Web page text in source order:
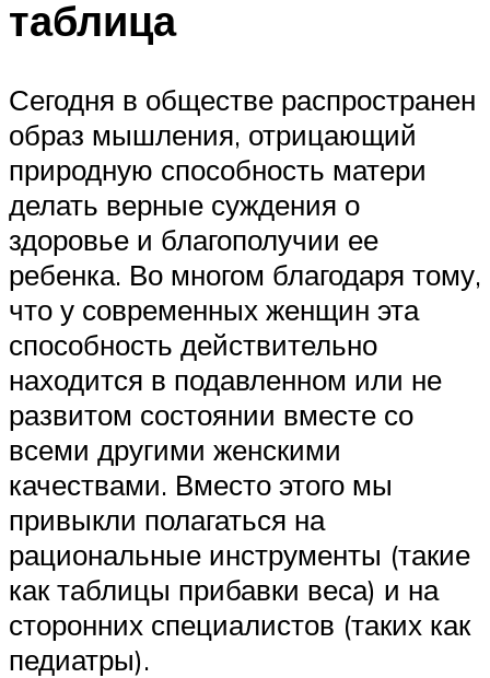
таблица
Сегодня в обществе распространен
образ мышления, отрицающий
природную способность матери
делать верные суждения о
здоровье и благополучии ее
ребенка. Во многом благодаря тому,
что у современных женщин эта
способность действительно
находится в подавленном или не
развитом состоянии вместе со
всеми другими женскими
качествами. Вместо этого мы
привыкли полагаться на
рациональные инструменты (такие
как таблицы прибавки веса) и на
сторонних специалистов (таких как
педиатры).